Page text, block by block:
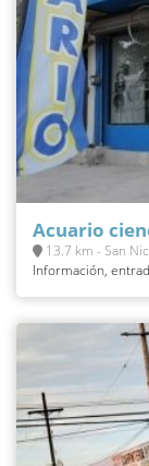
Acuario
13.7 km - San
Información,